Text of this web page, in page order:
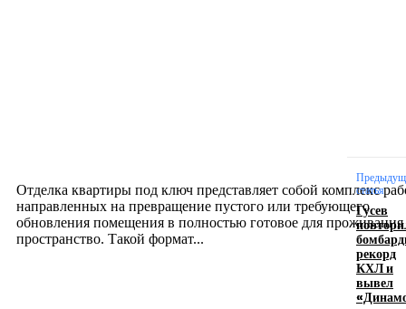
Отделка квартиры под ключ представляет собой комплекс
направленных на превращение пустого или требующего
обновления помещения в полностью готовое для проживания
пространство. Такой формат...
статья
Гусев
рекорд
КХЛ и
вывел